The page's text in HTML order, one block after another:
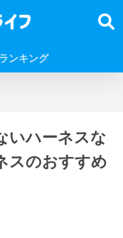
ンキング
いハーネスな
スのおすすめ